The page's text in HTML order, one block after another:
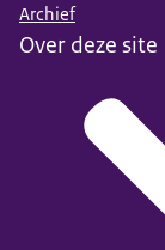
Archief
Over deze site